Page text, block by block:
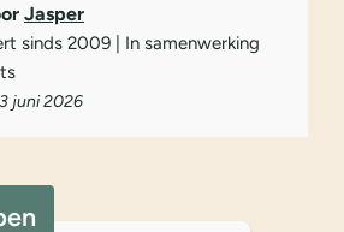
Jasper
sinds 2009 | In samenwerking
juni 2026